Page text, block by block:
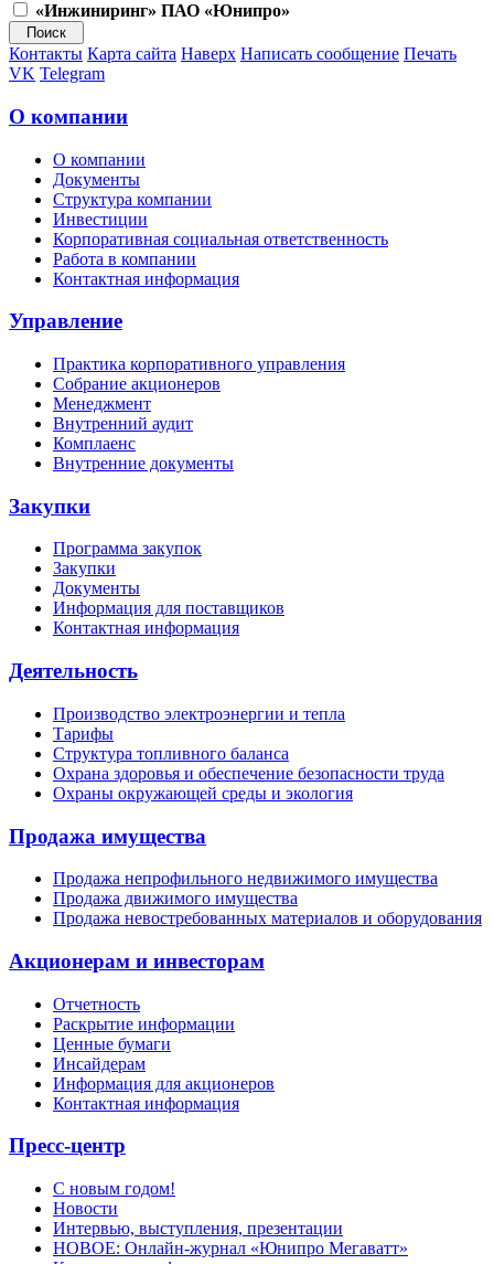
«Инжиниринг» ПАО «Юнипро»
Контакты Карта сайта Наверх Написать сообщение Печать
VK Telegram
О компании
О компании
Документы
Структура компании
Инвестиции
Корпоративная социальная ответственность
Работа в компании
Контактная информация
Управление
Практика корпоративного управления
Собрание акционеров
Менеджмент
Внутренний аудит
Комплаенс
Внутренние документы
Закупки
Программа закупок
Закупки
Документы
Информация для поставщиков
Контактная информация
Деятельность
Производство электроэнергии и тепла
Тарифы
Структура топливного баланса
Охрана здоровья и обеспечение безопасности труда
Охраны окружающей среды и экология
Продажа имущества
Продажа непрофильного недвижимого имущества
Продажа движимого имущества
Продажа невостребованных материалов и оборудования
Акционерам и инвесторам
Отчетность
Раскрытие информации
Ценные бумаги
Инсайдерам
Информация для акционеров
Контактная информация
Пресс-центр
С новым годом!
Новости
Интервью, выступления, презентации
НОВОЕ: Онлайн-журнал «Юнипро Мегаватт»